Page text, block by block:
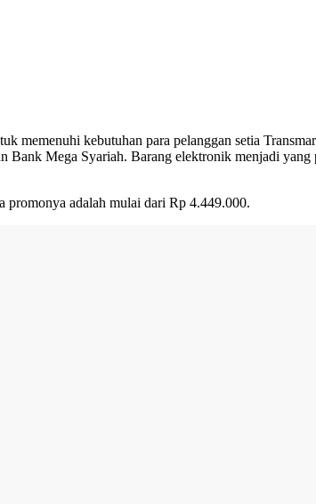
memenuhi kebutuhan para pelanggan setia
Mega Syariah. Barang elektronik menjadi
promonya adalah mulai dari Rp 4.449.000.